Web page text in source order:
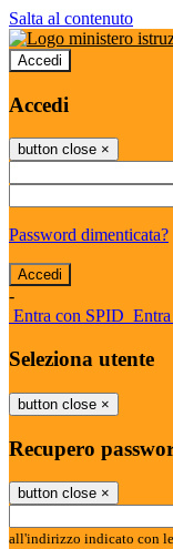
Salta al contenuto
Accedi
Accedi
button close ×
Password dimenticata?
-
Entra con SPID
Seleziona utente
button close ×
Recupero
button close ×
all'indirizzo indicato con